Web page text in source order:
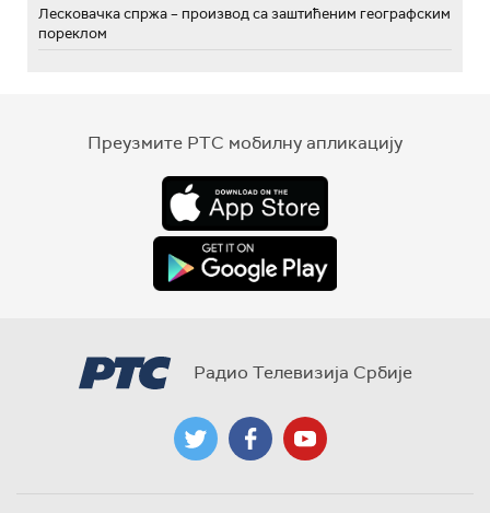
Лесковачка спржа – производ са заштићеним географским
пореклом
Преузмите РТС мобилну апликацију
Радио Телевизија Србије